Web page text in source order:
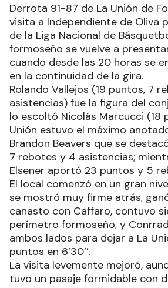
Derrota 91-87 de La Unión de
visita a Independiente de Oliva
de la Liga Nacional de
formoseño se vuelve a
cuando desde las 20 horas se
en la continuidad de la gira.
Rolando Vallejos (19 puntos, 7
asistencias) fue la figura del
lo escoltó Nicolás Marcucci (18
Unión estuvo el máximo
Brandon Beavers que se
7 rebotes y 4 asistencias;
Elsener aportó 23 puntos y 5
El local comenzó en un gran
se mostró muy firme atrás,
canasto con Caffaro, contuvo
perímetro formoseño, y
ambos lados para dejar a La
puntos en 6’30’’.
La visita levemente mejoró,
tuvo un pasaje formidable con